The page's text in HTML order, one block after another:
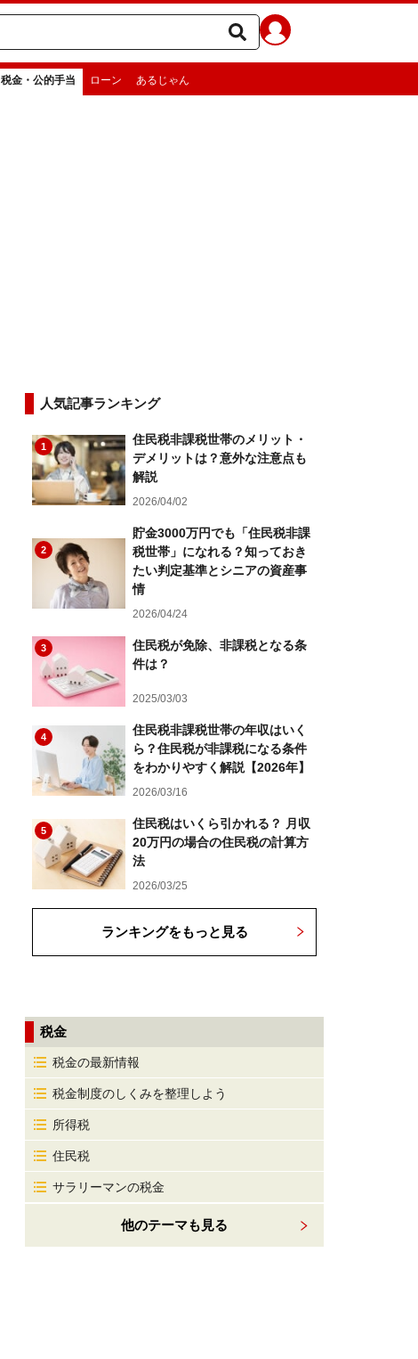
税金・公的手当 ローン あるじゃん
人気記事ランキング
1
住民税非課税世帯のメリット・
デメリットは？意外な注意点も
解説
2026/04/02
2
貯金3000万円でも「住民税非課
税世帯」になれる？知っておき
たい判定基準とシニアの資産事
情
2026/04/24
3
住民税が免除、非課税となる条
件は？
2025/03/03
4
住民税非課税世帯の年収はいく
ら？住民税が非課税になる条件
をわかりやすく解説【2026年】
2026/03/16
5
住民税はいくら引かれる？ 月収
20万円の場合の住民税の計算方
法
2026/03/25
ランキングをもっと見る
税金
税金の最新情報
税金制度のしくみを整理しよう
所得税
住民税
サラリーマンの税金
他のテーマも見る